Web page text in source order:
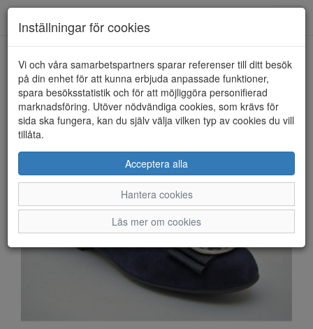
HEM ARA
Inställningar för cookies
Vi och våra samarbetspartners sparar referenser till ditt besök
på din enhet för att kunna erbjuda anpassade funktioner,
spara besöksstatistik och för att möjliggöra personifierad
marknadsföring. Utöver nödvändiga cookies, som krävs för
sida ska fungera, kan du själv välja vilken typ av cookies du vill
tillåta.
Acceptera alla
Hantera cookies
Läs mer om cookies